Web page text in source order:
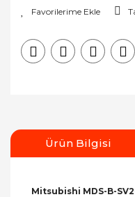
Ürün Bilgisi
Mitsubishi MDS-B-